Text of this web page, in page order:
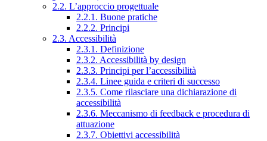
2.2. L’approccio progettuale
2.2.1. Buone pratiche
2.2.2. Principi
2.3. Accessibilità
2.3.1. Definizione
2.3.2. Accessibilità by design
2.3.3. Principi per l’accessibilità
2.3.4. Linee guida e criteri di successo
2.3.5. Come rilasciare una dichiarazione di
accessibilità
2.3.6. Meccanismo di feedback e procedura di
attuazione
2.3.7. Obiettivi accessibilità